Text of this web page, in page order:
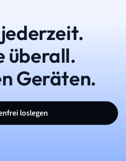
überall.
Geräten.
loslegen